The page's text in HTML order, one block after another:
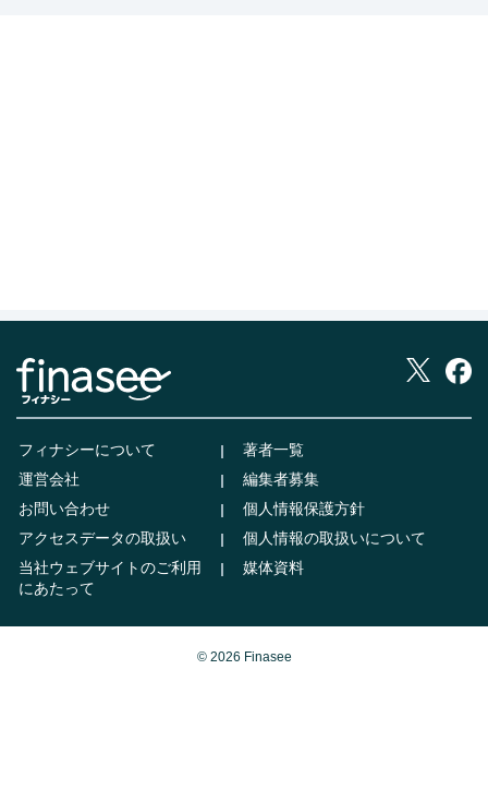
フィナシーについて
著者一覧
運営会社
編集者募集
お問い合わせ
個人情報保護方針
アクセスデータの取扱い
個人情報の取扱いについて
当社ウェブサイトのご利用
にあたって
媒体資料
© 2026 Finasee